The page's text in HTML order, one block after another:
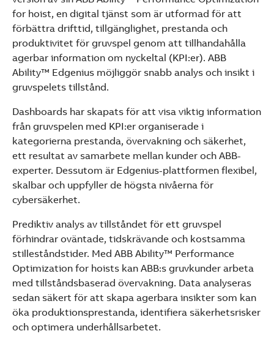
Suggestions
Products
Shopping list preview
for hoist, en digital tjänst som är utformad för att
förbättra drifttid, tillgänglighet, prestanda och
produktivitet för gruvspel genom att tillhandahålla
agerbar information om nyckeltal (KPI:er). ABB
Ability™ Edgenius möjliggör snabb analys och insikt i
gruvspelets tillstånd.
Dashboards har skapats för att visa viktig information
från gruvspelen med KPI:er organiserade i
kategorierna prestanda, övervakning och säkerhet,
ett resultat av samarbete mellan kunder och ABB-
experter. Dessutom är Edgenius-plattformen flexibel,
skalbar och uppfyller de högsta nivåerna för
cybersäkerhet.
Prediktiv analys av tillståndet för ett gruvspel
förhindrar oväntade, tidskrävande och kostsamma
stilleståndstider. Med ABB Ability™ Performance
Optimization for hoists kan ABB:s gruvkunder arbeta
med tillståndsbaserad övervakning. Data analyseras
sedan säkert för att skapa agerbara insikter som kan
öka produktionsprestanda, identifiera säkerhetsrisker
och optimera underhållsarbetet.